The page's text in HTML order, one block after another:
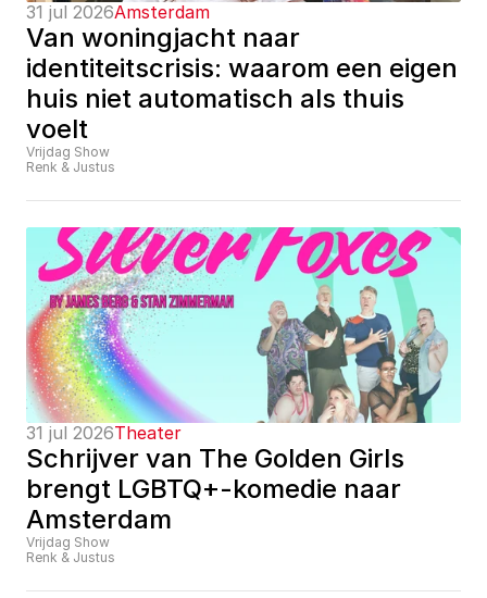
31 jul 2026Amsterdam
Van woningjacht naar
identiteitscrisis: waarom een eigen
huis niet automatisch als thuis
voelt
Vrijdag Show
Renk & Justus
31 jul 2026Theater
Schrijver van The Golden Girls
brengt LGBTQ+-komedie naar
Amsterdam
Vrijdag Show
Renk & Justus